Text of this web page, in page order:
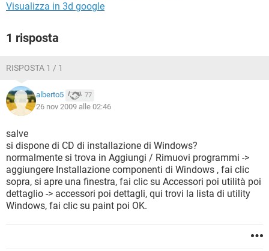
Visualizza in 3d google
1 risposta
RISPOSTA 1 / 1
alberto5 77
26 nov 2009 alle 02:46
salve
si dispone di CD di installazione di Windows?
normalmente si trova in Aggiungi / Rimuovi programmi ->
aggiungere Installazione componenti di Windows , fai clic
sopra, si apre una finestra, fai clic su Accessori poi utilità poi
dettaglio -> accessori poi dettagli, qui trovi la lista di utility
Windows, fai clic su paint poi OK.